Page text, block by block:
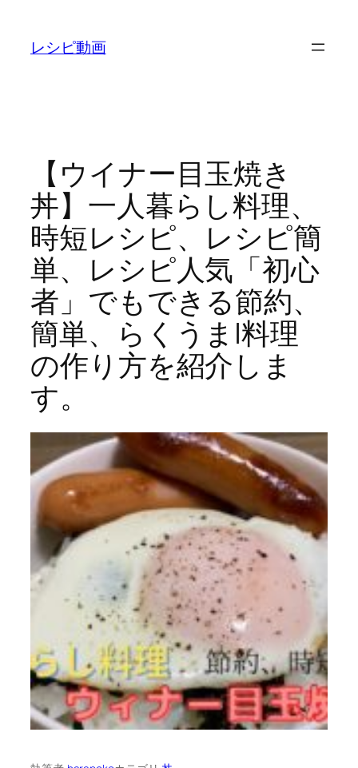
レシピ動画
【ウイナー目玉焼き
丼】一人暮らし料理、
時短レシピ、レシピ簡
単、レシピ人気「初心
者」でもできる節約、
簡単、らくうま|料理
の作り方を紹介しま
す。